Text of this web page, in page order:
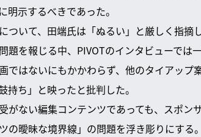
示するべきであった。
いて、田端氏は「ぬるい」と厳しく指摘し
題を報じる中、PIVOTのインタビューでは
はないにもかかわらず、他のタイアップ
ち」と映ったと批判した。
がない編集コンテンツであっても、スポン
曖昧な境界線」の問題を浮き彫りにする。